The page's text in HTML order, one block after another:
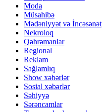
Moda
Müsahibə
Mədəniyyət və İncəsənət
Nekroloq
Qəhrəmanlar
Regional
Reklam
Sağlamlıq
Show xəbərlər
Sosial xəbərlər
Səhiyyə
Sərəncamlar